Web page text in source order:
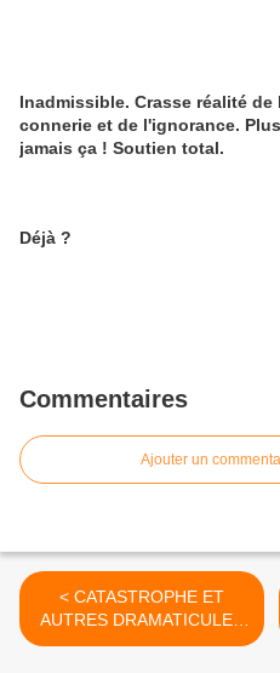
Inadmissible. Crasse réalité de
connerie et de l'ignorance. Plus
jamais ça ! Soutien total.
Déjà ?
Commentaires
Ajouter un
< CATASTROPHE ET
AUTRES DRAMATICULES
au théâtre de l’Archipel –